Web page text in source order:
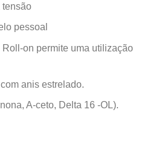
tensão
pessoal
Roll-on permite uma utilização
anis estrelado.
A-ceto, Delta 16 -OL).